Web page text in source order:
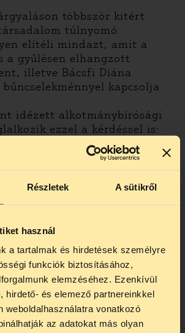
Részletek A sütikről
használ
a tartalmak és hirdetések személyre
funkciók biztosításához,
elemzéséhez. Ezenkívül
hirdető- és elemező partnereinkkel
weboldalhasználatra vonatkozó
az adatokat más olyan
többször kitért
túlnyomó
elítéli mindazt, amit a
a gyűlésen elhangzott
illetve Bácsfi Diána
bűncselekménnyel kapcsolja
idézett alkotmánybírósági
ezzel a kérdéssel is:
szabad társadalomban a
hangoztatása
idéz elő zavargásokat,
a köznyugalom és
találkozhatnak az
az olyan véleményeket is
sértőek,
vagy aggodalmat
meg a pluralizmus, a
felvilágosultság, amely